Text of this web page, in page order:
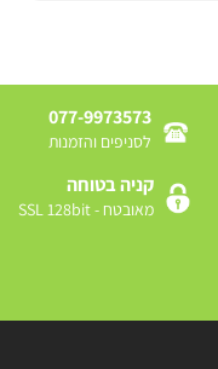
077-9973573
לסניפים והזמנות
קניה בטוחה
מאובטח - SSL 128bit